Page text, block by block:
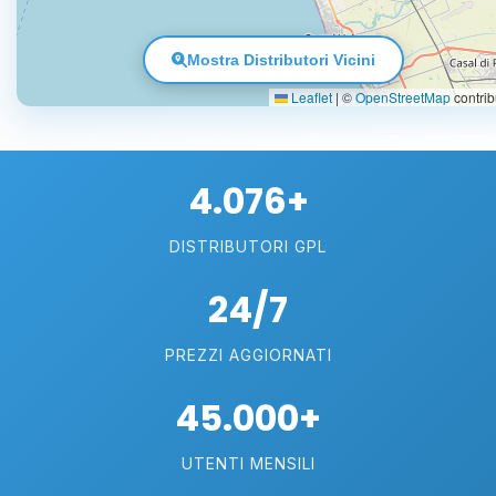
Leaflet | ©OpenStreetMap
Mostra Distributori Vicini
4.076+
DISTRIBUTORI GPL
24/7
PREZZI AGGIORNATI
45.000+
UTENTI MENSILI